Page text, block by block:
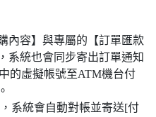
內容】與專屬的【訂單匯款
系統也會同步寄出訂單通知
的虛擬帳號至ATM機台付
系統會自動對帳並寄送[付